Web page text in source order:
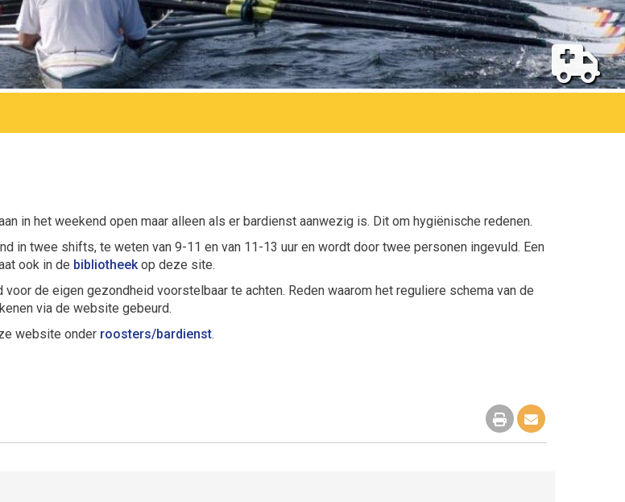
in het weekend open maar alleen als er bardienst aanwezig is. Dit om hygiënische redenen.
in twee shifts, te weten van 9-11 en van 11-13 uur en wordt door twee personen ingevuld. Een
ook in de bibliotheekop deze site.
de eigen gezondheid voorstelbaar te achten. Reden waarom het reguliere schema van de
via de website gebeurd.
website onder roosters/bardienst.